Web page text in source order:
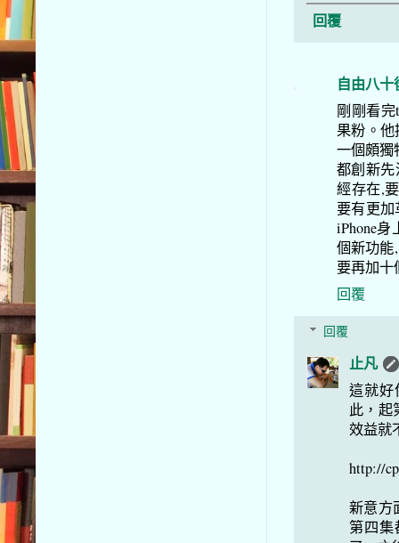
回覆
自由八十
剛剛看
果粉。他
一個頗獨
都創新
經存在,
要有更
iPhone
個新功能
要再加十
回覆
回覆
止凡
這就好
此，起
效益就
http://
新意方
第四